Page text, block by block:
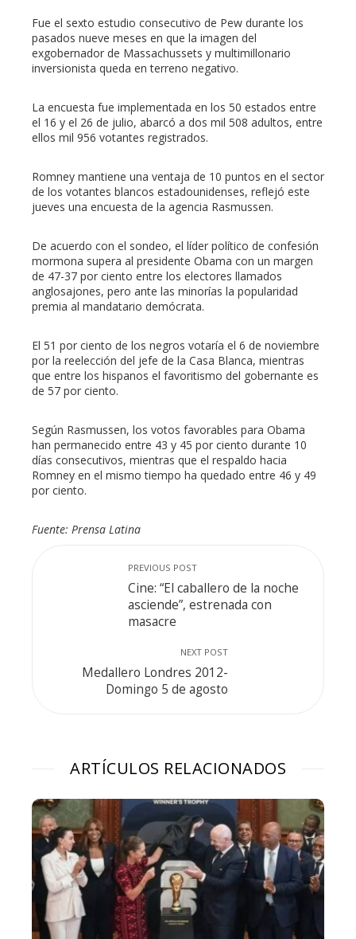
Fue el sexto estudio consecutivo de Pew durante los
pasados nueve meses en que la imagen del
exgobernador de Massachussets y multimillonario
inversionista queda en terreno negativo.
La encuesta fue implementada en los 50 estados entre
el 16 y el 26 de julio, abarcó a dos mil 508 adultos, entre
ellos mil 956 votantes registrados.
Romney mantiene una ventaja de 10 puntos en el sector
de los votantes blancos estadounidenses, reflejó este
jueves una encuesta de la agencia Rasmussen.
De acuerdo con el sondeo, el líder político de confesión
mormona supera al presidente Obama con un margen
de 47-37 por ciento entre los electores llamados
anglosajones, pero ante las minorías la popularidad
premia al mandatario demócrata.
El 51 por ciento de los negros votaría el 6 de noviembre
por la reelección del jefe de la Casa Blanca, mientras
que entre los hispanos el favoritismo del gobernante es
de 57 por ciento.
Según Rasmussen, los votos favorables para Obama
han permanecido entre 43 y 45 por ciento durante 10
días consecutivos, mientras que el respaldo hacia
Romney en el mismo tiempo ha quedado entre 46 y 49
por ciento.
Fuente: Prensa Latina
PREVIOUS POST
Cine: “El caballero de la noche
asciende”, estrenada con
masacre
NEXT POST
Medallero Londres 2012-
Domingo 5 de agosto
ARTÍCULOS RELACIONADOS